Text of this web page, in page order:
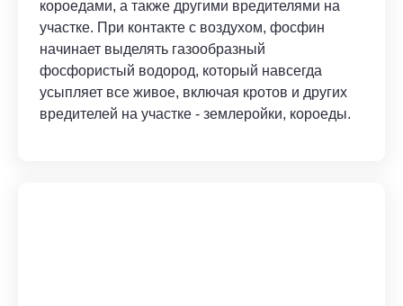
короедами, а также другими вредителями на
участке. При контакте с воздухом, фосфин
начинает выделять газообразный
фосфористый водород, который навсегда
усыпляет все живое, включая кротов и других
вредителей на участке - землеройки, короеды.